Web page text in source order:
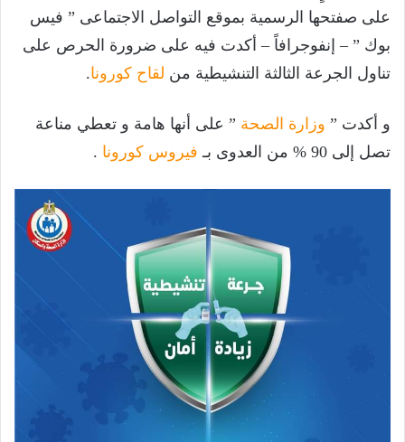
على صفتحها الرسمية بموقع التواصل الاجتماعى ” فيس
بوك ” – إنفوجرافاً – أكدت فيه على ضرورة الحرص على
تناول الجرعة الثالثة التنشيطية من لقاح كورونا.
و أكدت ” وزارة الصحة ” على أنها هامة و تعطي مناعة
تصل إلى 90 % من العدوى بـ
فيروس كورونا .